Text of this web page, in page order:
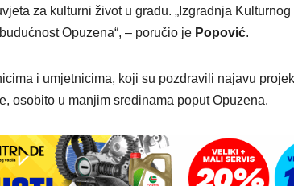
za kulturni život u gradu. „Izgradnja
Opuzena“, – poručio je Popović.
i umjetnicima, koji su pozdravili najavu
osobito u manjim sredinama poput Opuzena.